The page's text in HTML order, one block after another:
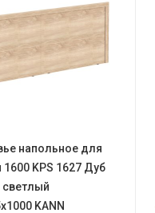
напольное для
1600 KPS 1627 Дуб
KANN